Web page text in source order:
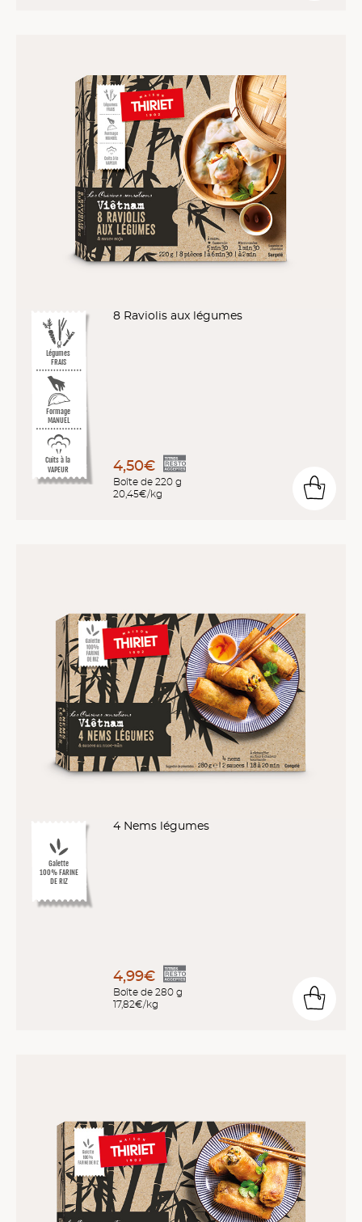
Légumes
FRAIS
Formage
MANUEL
Cuits à la
VAPEUR
8 Raviolis aux légumes
4,50€
Boîte de 220 g
20,45€/kg
Galette
100% FARINE
DE RIZ
4 Nems légumes
4,99€
Boîte de 280 g
17,82€/kg